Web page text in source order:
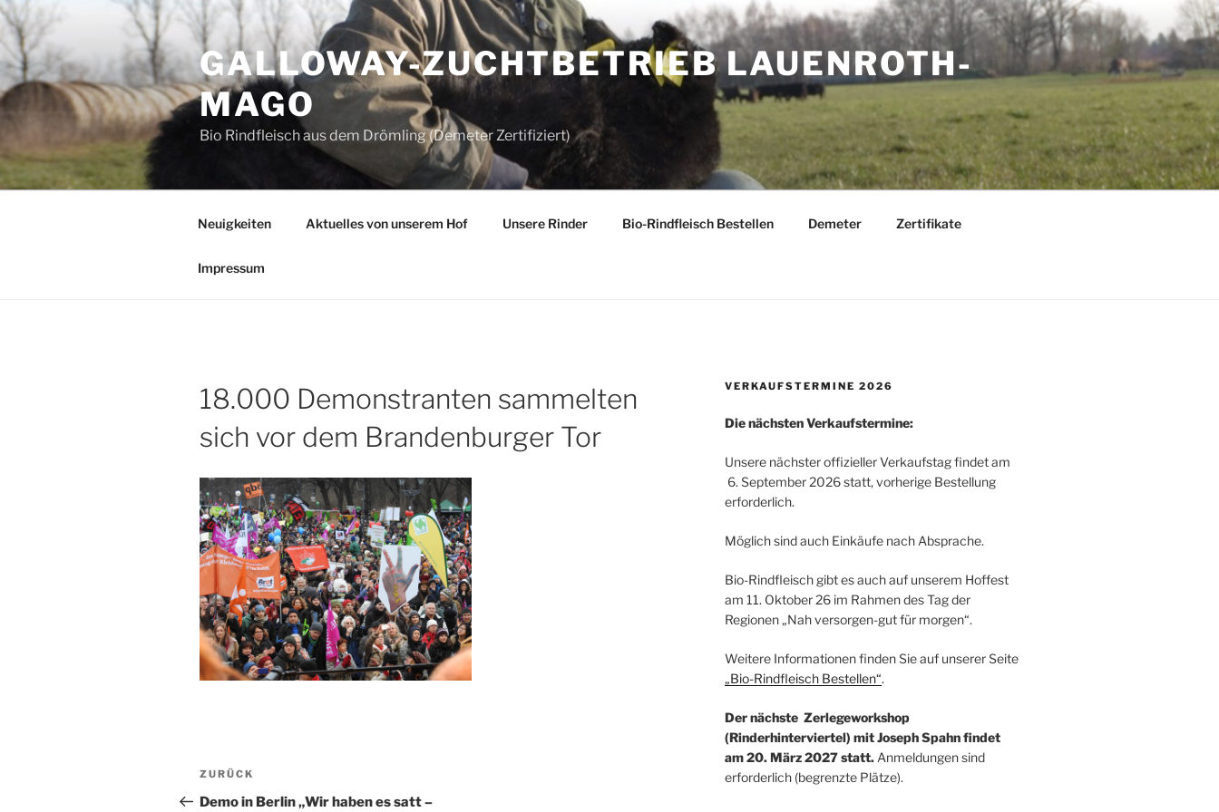
Zum
Inhalt
springen
GALLOWAY-ZUCHTBETRIEB LAUENROTH-
MAGO
Bio Rindfleisch aus dem Drömling (Demeter Zertifiziert)
Neuigkeiten Aktuelles von unserem Hof Unsere Rinder Bio-Rindfleisch Bestellen Demeter Zertifikate
Impressum
18.000 Demonstranten sammelten
sich vor dem Brandenburger Tor
Beitragsnavigation
Vorheriger
Beitrag
ZURÜCK
Demo in Berlin „Wir haben es satt –
VERKAUFSTERMINE 2026
Die nächsten Verkaufstermine:
Unsere nächster offizieller Verkaufstag findet am
6. September 2026 statt, vorherige Bestellung
erforderlich.
Möglich sind auch Einkäufe nach Absprache.
Bio-Rindfleisch gibt es auch auf unserem Hoffest
am 11. Oktober 26 im Rahmen des Tag der
Regionen „Nah versorgen-gut für morgen“.
Weitere Informationen finden Sie auf unserer Seite
„Bio-Rindfleisch Bestellen“.
Der nächste Zerlegeworkshop
(Rinderhinterviertel) mit Joseph Spahn findet
am 20. März 2027 statt.Anmeldungen sind
erforderlich (begrenzte Plätze).